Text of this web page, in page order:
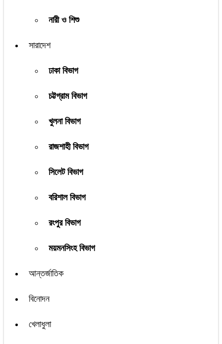
নারী ও শিশু
সারাদেশ
ঢাকা বিভাগ
চট্টগ্রাম বিভাগ
খুলনা বিভাগ
রাজশাহী বিভাগ
সিলেট বিভাগ
বরিশাল বিভাগ
রংপুর বিভাগ
ময়মনসিংহ বিভাগ
আন্তর্জাতিক
বিনোদন
খেলাধুলা